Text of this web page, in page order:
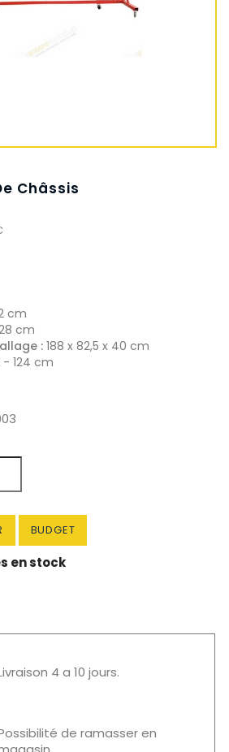
Châssis
cm
cm
: 188 x 82,5 x 40 cm
- 124 cm
BUDGET
en stock
4 a 10 jours.
de ramasser en